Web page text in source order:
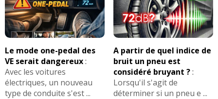
Le mode one-pedal des
VE serait dangereux:
Avec les voitures
électriques, un nouveau
type de conduite s'est ...
A partir de quel indice de
bruit un pneu est
considéré bruyant ?:
Lorsqu'il s'agit de
déterminer si un pneu e ...